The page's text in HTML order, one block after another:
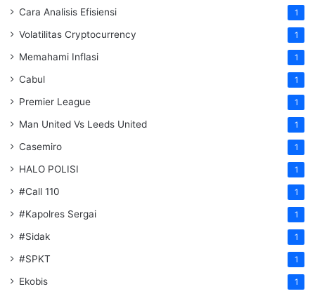
Cara Analisis Efisiensi 1
Volatilitas Cryptocurrency 1
Memahami Inflasi 1
Cabul 1
Premier League 1
Man United Vs Leeds United 1
Casemiro 1
HALO POLISI 1
#Call 110 1
#Kapolres Sergai 1
#Sidak 1
#SPKT 1
Ekobis 1